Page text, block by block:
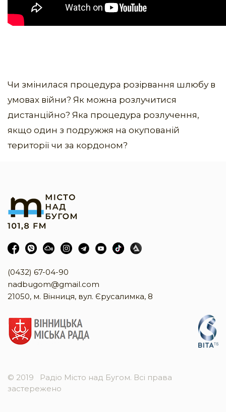
Чи змінилася процедура розірвання шлюбу в
умовах війни? Як можна розлучитися
дистанційно? Яка процедура розлучення,
якщо один з подружжя на окупованій
території чи за кордоном?
(0432) 67-04-90
nadbugom@gmail.com
21050, м. Вінниця, вул. Єрусалимка, 8
© 2019
Радіо Місто над Бугом. Всі права
застережено